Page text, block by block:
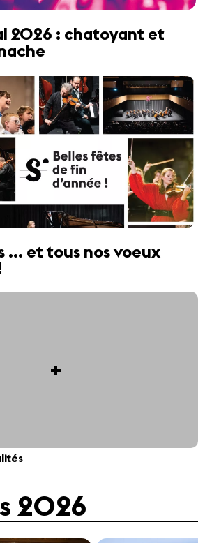
2026 : chatoyant et
... et tous nos voeux
+
2026